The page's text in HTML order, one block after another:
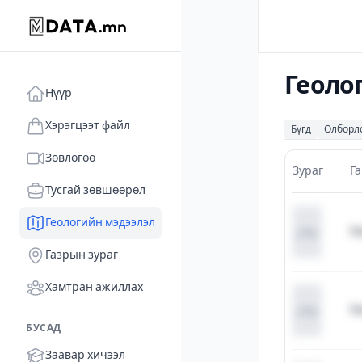
Бүгд
Зураг
Нүүр
Хэрэгцээт файл
Зөвлөгөө
Тусгай зөвшөөрөл
Геологийн мэдээлэл
Газрын зураг
Хамтран ажиллах
БУСАД
Заавар хичээл